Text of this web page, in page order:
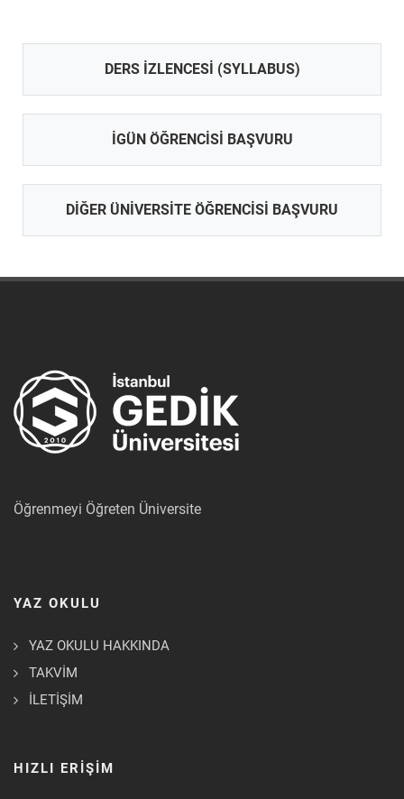
DERS İZLENCESI (SYLLABUS)
İGÜN ÖĞRENCISI BAŞVURU
DIĞER ÜNIVERSITE ÖĞRENCISI BAŞVURU
Öğrenmeyi Öğreten Üniversite
YAZ OKULU
YAZ OKULU HAKKINDA
TAKVİM
İLETİŞİM
HIZLI ERİŞİM